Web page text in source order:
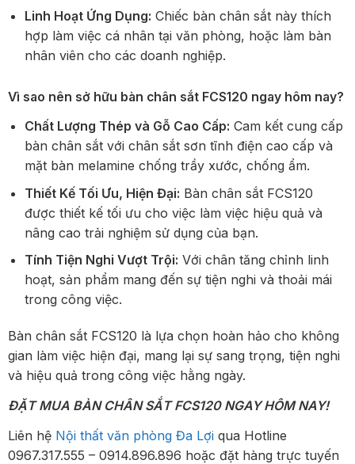
Linh Hoạt Ứng Dụng: Chiếc bàn chân sắt này thích
hợp làm việc cá nhân tại văn phòng, hoặc làm bàn
nhân viên cho các doanh nghiệp.
Vì sao nên sở hữu bàn chân sắt FCS120 ngay hôm nay?
Chất Lượng Thép và Gỗ Cao Cấp: Cam kết cung cấp
bàn chân sắt với chân sắt sơn tĩnh điện cao cấp và
mặt bàn melamine chống trầy xước, chống ẩm.
Thiết Kế Tối Ưu, Hiện Đại: Bàn chân sắt FCS120
được thiết kế tối ưu cho việc làm việc hiệu quả và
nâng cao trải nghiệm sử dụng của bạn.
Tính Tiện Nghi Vượt Trội: Với chân tăng chỉnh linh
hoạt, sản phẩm mang đến sự tiện nghi và thoải mái
trong công việc.
Bàn chân sắt FCS120 là lựa chọn hoàn hảo cho không
gian làm việc hiện đại, mang lại sự sang trọng, tiện nghi
và hiệu quả trong công việc hằng ngày.
ĐẶT MUA BÀN CHÂN SẮT FCS120 NGAY HÔM NAY!
Liên hệ Nội thất văn phòng Đa Lợi qua Hotline
0967.317.555 – 0914.896.896 hoặc đặt hàng trực tuyến